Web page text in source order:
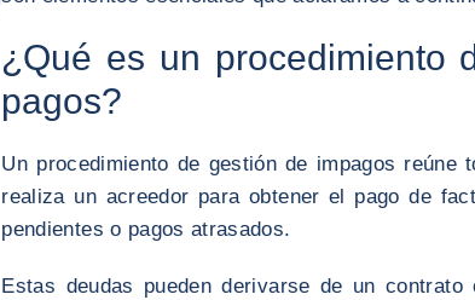
¿Qué es un procedimiento
pagos?
Un procedimiento de gestión de impagos reúne
realiza un acreedor para obtener el pago de
pendientes o pagos atrasados.
Estas deudas pueden derivarse de un